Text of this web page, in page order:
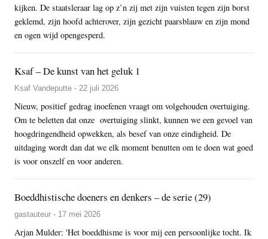
kijken. De staatsleraar lag op z’n zij met zijn vuisten tegen zijn borst
geklemd, zijn hoofd achterover, zijn gezicht paarsblauw en zijn mond
en ogen wijd opengesperd.
Ksaf – De kunst van het geluk 1
Ksaf Vandeputte - 22 juli 2026
Nieuw, positief gedrag inoefenen vraagt om volgehouden overtuiging.
Om te beletten dat onze overtuiging slinkt, kunnen we een gevoel van
hoogdringendheid opwekken, als besef van onze eindigheid. De
uitdaging wordt dan dat we elk moment benutten om te doen wat goed
is voor onszelf en voor anderen.
Boeddhistische doeners en denkers – de serie (29)
gastauteur - 17 mei 2026
Arjan Mulder: 'Het boeddhisme is voor mij een persoonlijke tocht. Ik